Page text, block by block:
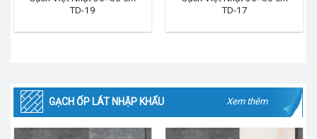
TD-19
TD-17
GẠCH ỐP LÁT NHẬP KHẨU Xem thêm